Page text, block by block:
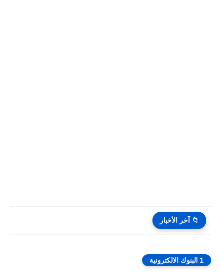
📁 آخر الأخبار
1 البنوك الالكترونية